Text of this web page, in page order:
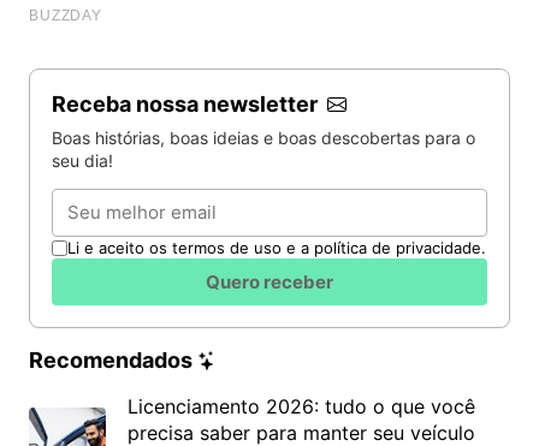
Receba nossa newsletter
Boas histórias, boas ideias e boas descobertas para o
seu dia!
Email
Li e aceito os termos de uso e a política de privacidade.
Quero receber
Recomendados
Licenciamento 2026: tudo o que você
precisa saber para manter seu veículo